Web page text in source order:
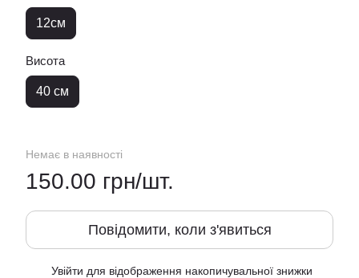
12см
Висота
40 см
Немає в наявності
150.00 грн/шт.
Повідомити, коли з'явиться
Увійти для відображення накопичувальної знижки